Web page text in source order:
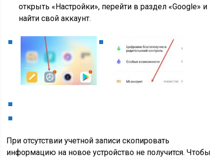
открыть «Настройки», перейти в раздел «Google» и
найти свой аккаунт.
При отсутствии учетной записи скопировать
информацию на новое устройство не получится. Чтобы